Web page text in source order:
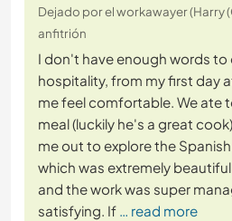
Dejado por el workawayer (Harry
anfitrión
I don't have enough words to
hospitality, from my first day
me feel comfortable. We ate
meal (luckily he's a great
me out to explore the
which was extremely
and the work was super
satisfying. If … read more